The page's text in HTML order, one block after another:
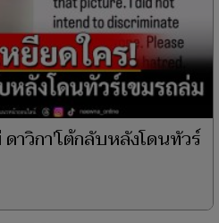
ดาวิกา'โต้กลับหลังโดนทัวร์